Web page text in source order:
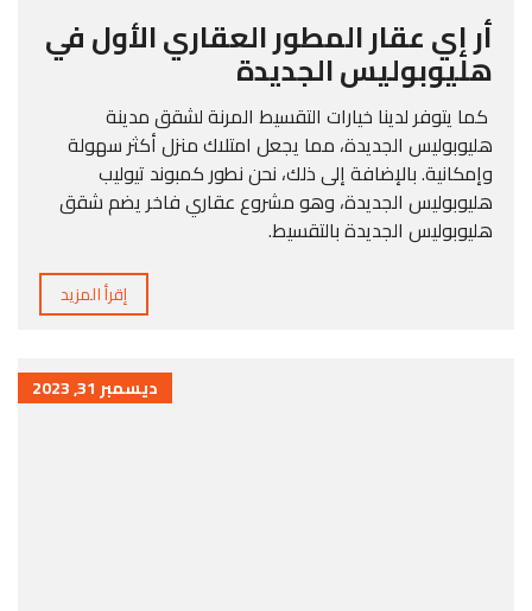
أر إي عقار المطور العقاري الأول في
هليوبوليس الجديدة
كما يتوفر لدينا خيارات التقسيط المرنة لشقق مدينة
هليوبوليس الجديدة، مما يجعل امتلاك منزل أكثر سهولة
وإمكانية. بالإضافة إلى ذلك، نحن نطور كمبوند تيوليب
هليوبوليس الجديدة، وهو مشروع عقاري فاخر يضم شقق
هليوبوليس الجديدة بالتقسيط.
إقرأ المزيد
ديسمبر 31, 2023